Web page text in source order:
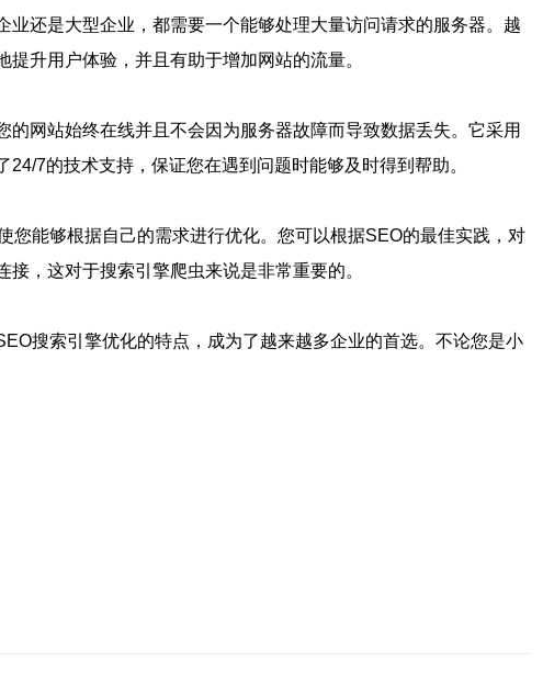
还是大型企业，都需要一个能够处理大量访问请求的服务器。越
升用户体验，并且有助于增加网站的流量。
网站始终在线并且不会因为服务器故障而导致数据丢失。它采用
7的技术支持，保证您在遇到问题时能够及时得到帮助。
能够根据自己的需求进行优化。您可以根据SEO的最佳实践，对
，这对于搜索引擎爬虫来说是非常重要的。
搜索引擎优化的特点，成为了越来越多企业的首选。不论您是小